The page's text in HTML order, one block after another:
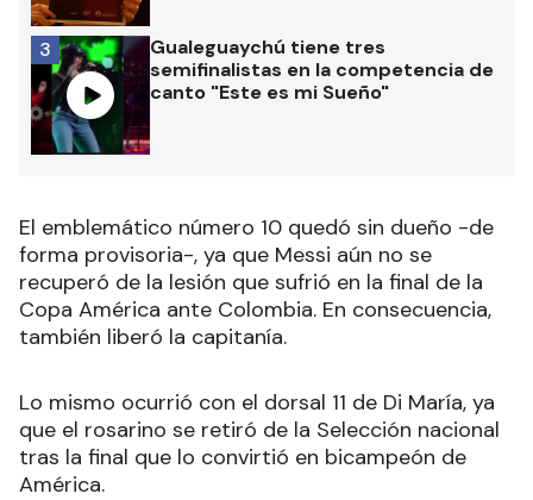
Gualeguaychú tiene tres
semifinalistas en la competencia de
canto "Este es mi Sueño"
3
El emblemático número 10 quedó sin dueño -de
forma provisoria-, ya que Messi aún no se
recuperó de la lesión que sufrió en la final de la
Copa América ante Colombia. En consecuencia,
también liberó la capitanía.
Lo mismo ocurrió con el dorsal 11 de Di María, ya
que el rosarino se retiró de la Selección nacional
tras la final que lo convirtió en bicampeón de
América.